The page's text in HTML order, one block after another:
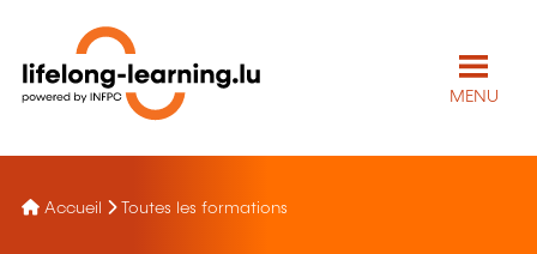
MENU
Accueil Toutes les formations